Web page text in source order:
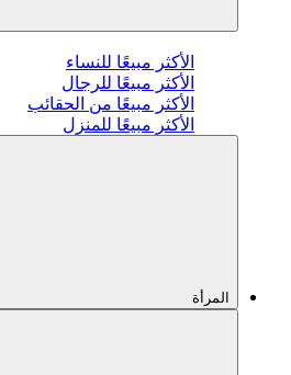
الأكثر مبيعًا للنساء
الأكثر مبيعًا للرجال
الأكثر مبيعًا من الحقائب
الأكثر مبيعًا للمنزل
المرأة